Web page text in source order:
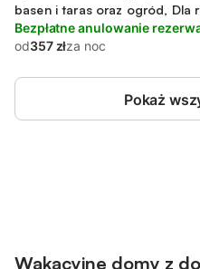
basen i taras oraz ogród, Dla
Bezpłatne anulowanie
od357 złza noc
Pokaż
Wakacyjne domy z